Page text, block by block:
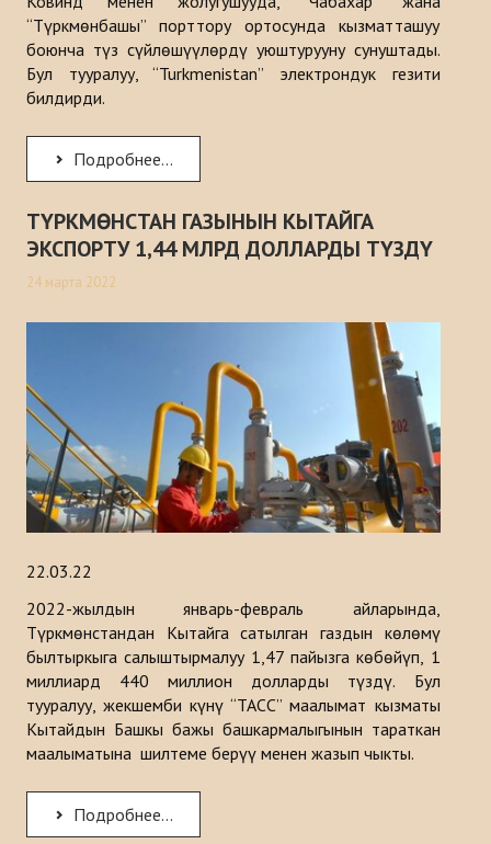
“Түркмөнбашы” порттору ортосунда кызматташуу
боюнча түз сүйлөшүүлөрдү уюштурууну сунуштады.
Бул тууралуу, “Turkmenistan” электрондук гезити
билдирди.
Подробнее...
ТҮРКМӨНСТАН ГАЗЫНЫН КЫТАЙГА
ЭКСПОРТУ 1,44 МЛРД ДОЛЛАРДЫ ТҮЗДҮ
24 марта 2022
22.03.22
2022-жылдын январь-февраль айларында,
Түркмөнстандан Кытайга сатылган газдын көлөмү
былтыркыга салыштырмалуу 1,47 пайызга көбөйүп, 1
миллиард 440 миллион долларды түздү. Бул
тууралуу, жекшемби күнү “ТАСС” маалымат кызматы
Кытайдын Башкы бажы башкармалыгынын тараткан
маалыматына шилтеме берүү менен жазып чыкты.
Подробнее...